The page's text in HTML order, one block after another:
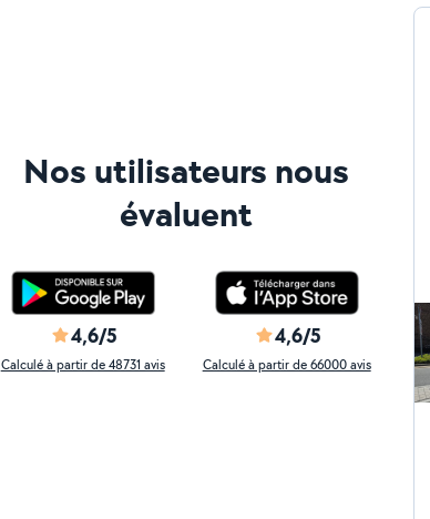
Nos utilisateurs nous
évaluent
4,6/5
Calculé à partir de 48731 avis
4,6/5
Calculé à partir de 66000 avis